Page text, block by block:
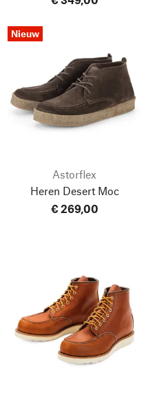
Nieuw
Astorflex
Heren Desert Moc
€ 269,00